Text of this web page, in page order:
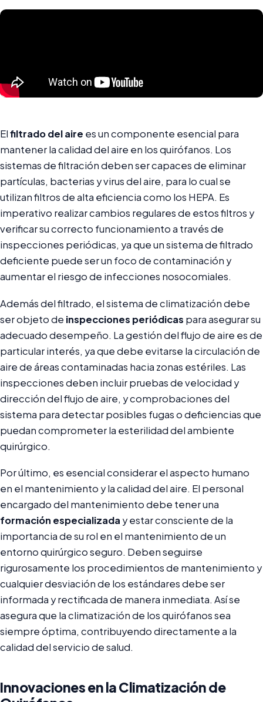
Elfiltrado del aire es un componente esencial para
mantener la calidad del aire en los quirófanos. Los
sistemas de filtración deben ser capaces de eliminar
partículas, bacterias y virus del aire, para lo cual se
utilizan filtros de alta eficiencia como los HEPA. Es
imperativo realizar cambios regulares de estos filtros y
verificar su correcto funcionamiento a través de
inspecciones periódicas, ya que un sistema de filtrado
deficiente puede ser un foco de contaminación y
aumentar el riesgo de infecciones nosocomiales.
Además del filtrado, el sistema de climatización debe
ser objeto de inspecciones periódicas para asegurar su
adecuado desempeño. La gestión del flujo de aire es de
particular interés, ya que debe evitarse la circulación de
aire de áreas contaminadas hacia zonas estériles. Las
inspecciones deben incluir pruebas de velocidad y
dirección del flujo de aire, y comprobaciones del
sistema para detectar posibles fugas o deficiencias que
puedan comprometer la esterilidad del ambiente
quirúrgico.
Por último, es esencial considerar el aspecto humano
en el mantenimiento y la calidad del aire. El personal
encargado del mantenimiento debe tener una
formación especializada y estar consciente de la
importancia de su rol en el mantenimiento de un
entorno quirúrgico seguro. Deben seguirse
rigurosamente los procedimientos de mantenimiento y
cualquier desviación de los estándares debe ser
informada y rectificada de manera inmediata. Así se
asegura que la climatización de los quirófanos sea
siempre óptima, contribuyendo directamente a la
calidad del servicio de salud.
Innovaciones en la Climatización de